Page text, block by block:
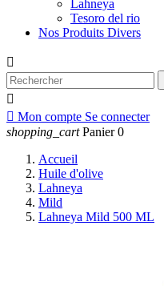
Lahneya
Tesoro del rio
Nos Produits Divers


 Mon compte Se connecter
shopping_cart Panier 0
Accueil
Huile d'olive
Lahneya
Mild
Lahneya Mild 500 ML